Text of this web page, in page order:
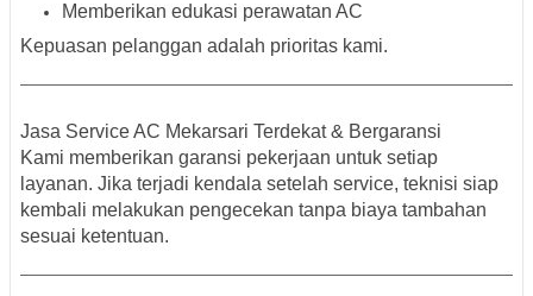
Memberikan edukasi perawatan AC
Kepuasan pelanggan adalah prioritas kami.
Jasa Service AC Mekarsari Terdekat & Bergaransi
Kami memberikan garansi pekerjaan untuk setiap
layanan. Jika terjadi kendala setelah service, teknisi siap
kembali melakukan pengecekan tanpa biaya tambahan
sesuai ketentuan.